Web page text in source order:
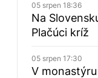
05 srpen 18:36
Na
Plačúci kríž
05 srpen 17:30
V